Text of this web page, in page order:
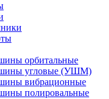
орбитальные
угловые (УШМ)
вибрационные
полировальные